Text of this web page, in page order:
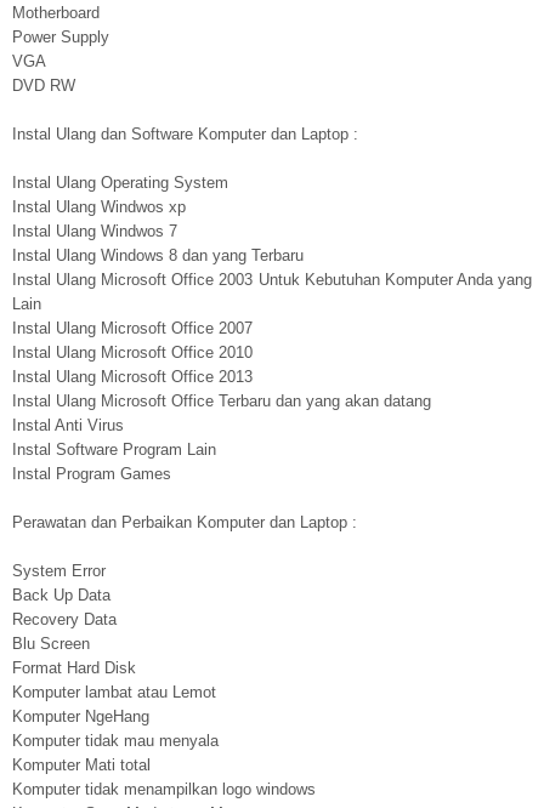
Motherboard
Power Supply
VGA
DVD RW
Instal Ulang dan Software Komputer dan Laptop :
Instal Ulang Operating System
Instal Ulang Windwos xp
Instal Ulang Windwos 7
Instal Ulang Windows 8 dan yang Terbaru
Instal Ulang Microsoft Office 2003 Untuk Kebutuhan Komputer Anda yang
Lain
Instal Ulang Microsoft Office 2007
Instal Ulang Microsoft Office 2010
Instal Ulang Microsoft Office 2013
Instal Ulang Microsoft Office Terbaru dan yang akan datang
Instal Anti Virus
Instal Software Program Lain
Instal Program Games
Perawatan dan Perbaikan Komputer dan Laptop :
System Error
Back Up Data
Recovery Data
Blu Screen
Format Hard Disk
Komputer lambat atau Lemot
Komputer NgeHang
Komputer tidak mau menyala
Komputer Mati total
Komputer tidak menampilkan logo windows